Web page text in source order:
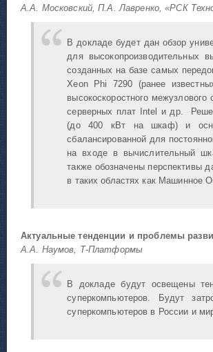
А.А. Московский, П.А. Лавренко, «РСК
В докладе будет дан обзор
для
созданных на базе самых
Xeon Phi 7290 (ранее
высокоскоростного
серверных плат Intel и др.
(до 400 кВт на шкаф) и
сбалансированной для
на входе в вычислительный
также обозначены перспективы
в таких областях как Машинное
Актуальные тенденции и проблемы
А.А. Наумов, Т-Платформы
В докладе будут освещены
суперкомпьютеров. Будут
суперкомпьютеров в России и